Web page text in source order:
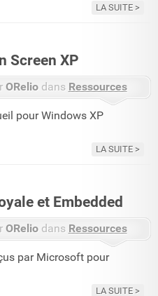
LA SUITE
Screen XP
ORelio dans Ressources
Aucun commentaire
pour Windows XP
LA SUITE
et Embedded
ORelio dans Ressources
3 commentaires
par Microsoft pour
LA SUITE